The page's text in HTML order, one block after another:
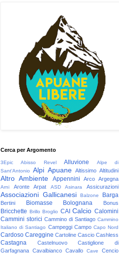
Cerca per Argomento
3Epic Abisso Revel Alluvione
Alpe di
Sant'Antonio
Alpi Apuane Altissimo Altitudini
Altro Ambiente Appennini Arco Argegna
Arni Aronte Arpat ASD Asinara Assicurazioni
Associazioni Gallicanesi Balzone Barga
Bertini Biomasse Bolognana Bonus
Bricchette Brillo Broglio CAI Calcio Calomini
Cammini storici Cammino di Santiago Cammino
Italiano di Santiago Campeggi Campo Capo Nord
Cardoso Careggine Cartoline Cascio Cashless
Castagna Castelnuovo
Castiglione di
Garfagnana Cavalbianco Cavallo Cave Cencio